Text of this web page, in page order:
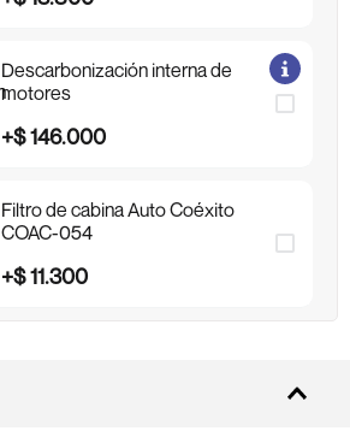
Descarbonización interna de
motores
+$146.000
Filtro de cabina Auto Coéxito
COAC-054
+$11.300